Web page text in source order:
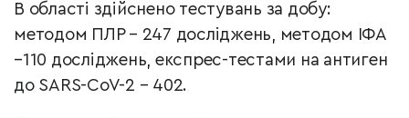
В області здійснено тестувань за добу:
методом ПЛР – 247 досліджень, методом ІФА
–110 досліджень, експрес-тестами на антиген
до SARS-CoV-2 – 402.